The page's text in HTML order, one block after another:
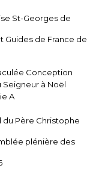
St-Georges de
Guides de France de
Conception
à Noël
A
Père Christophe
plénière des